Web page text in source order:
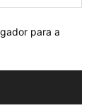
para a